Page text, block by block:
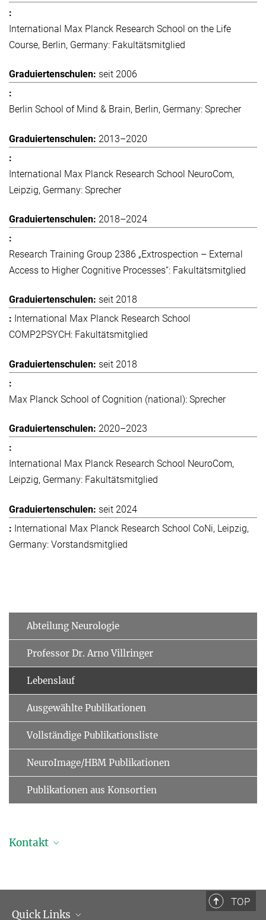
International Max Planck Research School on the Life
Course, Berlin, Germany: Fakultätsmitglied
seit 2006
Berlin School of Mind & Brain, Berlin, Germany: Sprecher
2013–2020
International Max Planck Research School NeuroCom,
Leipzig, Germany: Sprecher
2018–2024
Research Training Group 2386 „Extrospection – External
Access to Higher Cognitive Processes“: Fakultätsmitglied
seit 2018
International Max Planck Research School
COMP2PSYCH: Fakultätsmitglied
seit 2018
Max Planck School of Cognition (national): Sprecher
2020–2023
International Max Planck Research School NeuroCom,
Leipzig, Germany: Fakultätsmitglied
seit 2024
International Max Planck Research School CoNi, Leipzig,
Germany: Vorstandsmitglied
Abteilung Neurologie
Professor Dr. Arno Villringer
Lebenslauf
Ausgewählte Publikationen
Vollständige Publikationsliste
NeuroImage/HBM Publikationen
Publikationen aus Konsortien
Kontakt
+49 341 9940-2221
TOP
Quick Links